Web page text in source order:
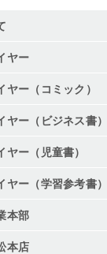
ヤー
ヤー（コミック）
ヤー（ビジネス書）
ヤー（児童書）
ヤー（学習参考書）
本部
本店